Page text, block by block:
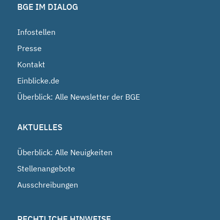
BGE IM DIALOG
Infostellen
Presse
Kontakt
Einblicke.de
Überblick: Alle Newsletter der BGE
AKTUELLES
Überblick: Alle Neuigkeiten
Stellenangebote
Ausschreibungen